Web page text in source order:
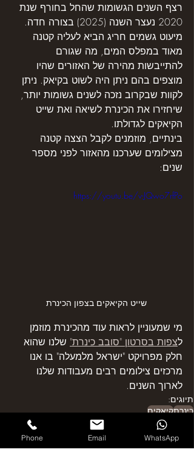
רצף השנים הגשומות שהחל בחורף שנת
2020 נעצר השנה (2025) בצורה חדה.
מיעוט גשמים חריג הביא לעליה קטנה
מאוד במפלס המים, מה שגורם
להתייבשות מהירה של האזורים שהיו
מוצפים בהם ניתן היה לשוט בקיאק. ניתן
לקוות שבקרוב נזכה לשנים גשומות יותר,
שיחזירו את הכינרת לשיאה ואת שייט
הקיאקים לגדולתו.
בינתיים, מוזמנים לקבל הצצה קטנה
מצילומים שערכנו מהאזור לפני מספר
שנים:
https://youtu.be/v-JQwo7rfPo
שייט הקיאקים בצפון הכינרת
מי שמעוניין לראות עוד מהכינרת מוזמן
לצפות בסרטון "סובב כינרת" שלנו שהוא
חלק מפרויקט "ישראל מלמעלה" בו אנו
מרכזים צילומים רבים מעבודות שלנו
לארוך השנים.
תיוגים:
כינרתקיאקים
Phone Email WhatsApp